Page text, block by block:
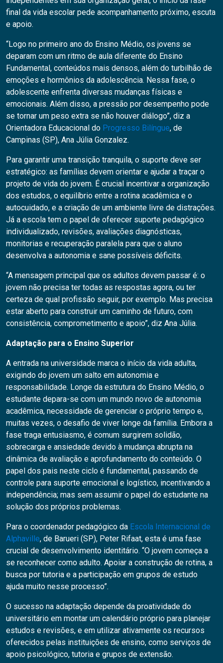
final da vida escolar pede acompanhamento próximo, escuta
e apoio.
“Logo no primeiro ano do Ensino Médio, os jovens se
deparam com um ritmo de aula diferente do Ensino
Fundamental, conteúdos mais densos, além do turbilhão de
emoções e hormônios da adolescência. Nessa fase, o
adolescente enfrenta diversas mudanças físicas e
emocionais. Além disso, a pressão por desempenho pode
se tornar um peso extra se não houver diálogo”, diz a
Orientadora Educacional do Progresso Bilíngue, de
Campinas (SP), Ana Júlia Gonzalez.
Para garantir uma transição tranquila, o suporte deve ser
estratégico: as famílias devem orientar e ajudar a traçar o
projeto de vida do jovem. É crucial incentivar a organização
dos estudos, o equilíbrio entre a rotina acadêmica e o
autocuidado, e a criação de um ambiente livre de distrações.
Já a escola tem o papel de oferecer suporte pedagógico
individualizado, revisões, avaliações diagnósticas,
monitorias e recuperação paralela para que o aluno
desenvolva a autonomia e sane possíveis déficits.
“A mensagem principal que os adultos devem passar é: o
jovem não precisa ter todas as respostas agora, ou ter
certeza de qual profissão seguir, por exemplo. Mas precisa
estar aberto para construir um caminho de futuro, com
consistência, comprometimento e apoio”, diz Ana Júlia.
Adaptação para o Ensino Superior
A entrada na universidade marca o início da vida adulta,
exigindo do jovem um salto em autonomia e
responsabilidade. Longe da estrutura do Ensino Médio, o
estudante depara-se com um mundo novo de autonomia
acadêmica, necessidade de gerenciar o próprio tempo e,
muitas vezes, o desafio de viver longe da família. Embora a
fase traga entusiasmo, é comum surgirem solidão,
sobrecarga e ansiedade devido à mudança abrupta na
dinâmica de avaliação e aprofundamento do conteúdo. O
papel dos pais neste ciclo é fundamental, passando de
controle para suporte emocional e logístico, incentivando a
independência; mas sem assumir o papel do estudante na
solução dos próprios problemas.
Para o coordenador pedagógico da Escola Internacional de
Alphaville, de Barueri (SP), Peter Rifaat, esta é uma fase
crucial de desenvolvimento identitário. “O jovem começa a
se reconhecer como adulto. Apoiar a construção de rotina, a
busca por tutoria e a participação em grupos de estudo
ajuda muito nesse processo”.
O sucesso na adaptação depende da proatividade do
universitário em montar um calendário próprio para planejar
estudos e revisões, e em utilizar ativamente os recursos
oferecidos pelas instituições de ensino, como serviços de
apoio psicológico, tutoria e grupos de extensão.